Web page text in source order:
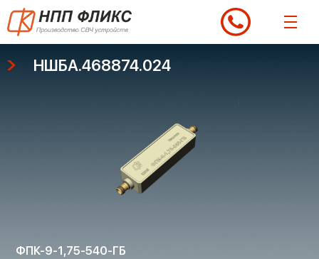
Перейти
содержимому
НШБА.468874.024
ФПК-9-1,75-540-ГБ